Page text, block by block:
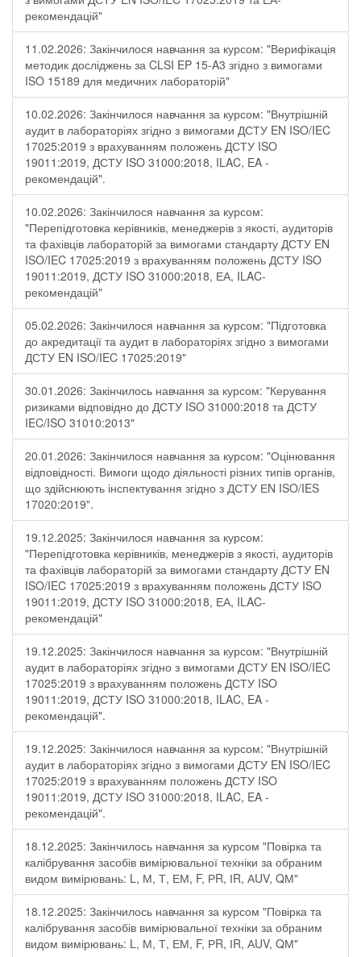
рекомендацій"
11.02.2026: Закінчилося навчання за курсом: "Верифікація
методик досліджень за CLSI EP 15-A3 згідно з вимогами
ISO 15189 для медичних лабораторій"
10.02.2026: Закінчилося навчання за курсом: "Внутрішній
аудит в лабораторіях згідно з вимогами ДСТУ EN ISO/IEC
17025:2019 з врахуванням положень ДСТУ ISO
19011:2019, ДСТУ ISO 31000:2018, ILAC, EA -
рекомендацій".
10.02.2026: Закінчилося навчання за курсом:
"Перепідготовка керівників, менеджерів з якості, аудиторів
та фахівців лабораторій за вимогами стандарту ДСТУ EN
ISO/IEC 17025:2019 з врахуванням положень ДСТУ ISO
19011:2019, ДСТУ ISO 31000:2018, ЕА, ILAC-
рекомендацій"
05.02.2026: Закінчилося навчання за курсом: "Підготовка
до акредитації та аудит в лабораторіях згідно з вимогами
ДСТУ EN ISO/IEC 17025:2019"
30.01.2026: Закінчилось навчання за курсом: "Керування
ризиками відповідно до ДСТУ ISO 31000:2018 та ДСТУ
IEC/ISO 31010:2013"
20.01.2026: Закінчилося навчання за курсом: "Оцінювання
відповідності. Вимоги щодо діяльності різних типів органів,
що здійснюють інспектування згідно з ДСТУ ЕN ISO/IES
17020:2019".
19.12.2025: Закінчилося навчання за курсом:
"Перепідготовка керівників, менеджерів з якості, аудиторів
та фахівців лабораторій за вимогами стандарту ДСТУ EN
ISO/IEC 17025:2019 з врахуванням положень ДСТУ ISO
19011:2019, ДСТУ ISO 31000:2018, ЕА, ILAC-
рекомендацій"
19.12.2025: Закінчилося навчання за курсом: "Внутрішній
аудит в лабораторіях згідно з вимогами ДСТУ EN ISO/IEC
17025:2019 з врахуванням положень ДСТУ ISO
19011:2019, ДСТУ ISO 31000:2018, ILAC, EA -
рекомендацій".
19.12.2025: Закінчилося навчання за курсом: "Внутрішній
аудит в лабораторіях згідно з вимогами ДСТУ EN ISO/IEC
17025:2019 з врахуванням положень ДСТУ ISO
19011:2019, ДСТУ ISO 31000:2018, ILAC, EA -
рекомендацій".
18.12.2025: Закінчилось навчання за курсом "Повірка та
калібрування засобів вимірювальної техніки за обраним
видом вимірювань: L, М, Т, ЕМ, F, РR, ІR, АUV, QМ"
18.12.2025: Закінчилось навчання за курсом "Повірка та
калібрування засобів вимірювальної техніки за обраним
видом вимірювань: L, М, Т, ЕМ, F, РR, ІR, АUV, QМ"